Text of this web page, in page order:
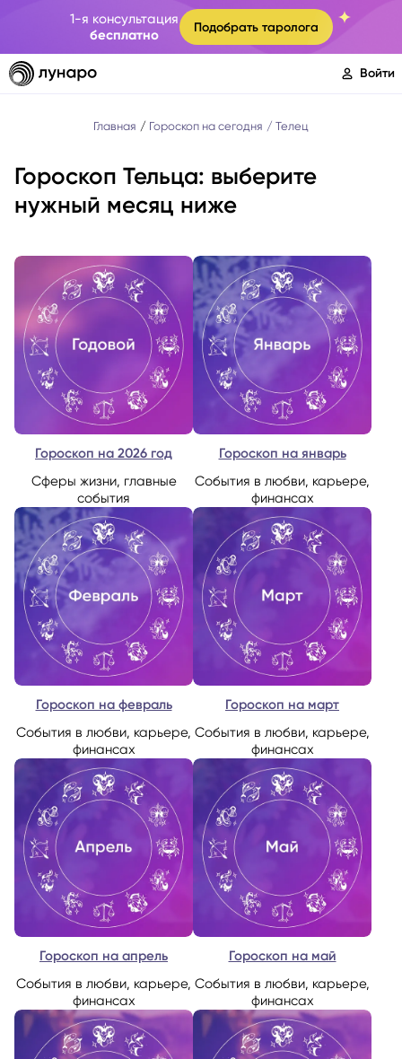
1-я консультация
бесплатно
Подобрать таролога
Войти
Главная Гороскоп на сегодня Телец
Гороскоп Тельца: выберите
нужный месяц ниже
Гороскоп на 2026 год
Сферы жизни, главные
события
Гороскоп на январь
События в любви, карьере,
финансах
Гороскоп на февраль
События в любви, карьере,
финансах
Гороскоп на март
События в любви, карьере,
финансах
Гороскоп на апрель
Cобытия в любви, карьере,
финансах
Гороскоп на май
События в любви, карьере,
финансах